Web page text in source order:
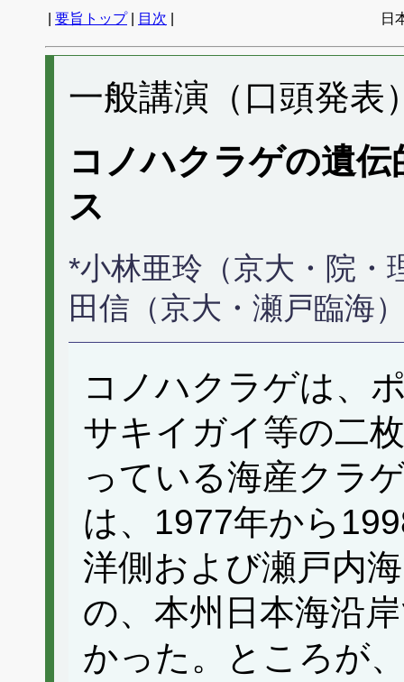
要旨トップ| 目次 日
一般講演（口頭発表
コノハクラゲの遺
ス
*小林亜玲（京大・院・
田信（京大・瀬戸臨海
コノハクラゲは、
サキイガイ等の二
っている海産クラ
は、1977年から
洋側および瀬戸内
の、本州日本海沿
かった。ところが